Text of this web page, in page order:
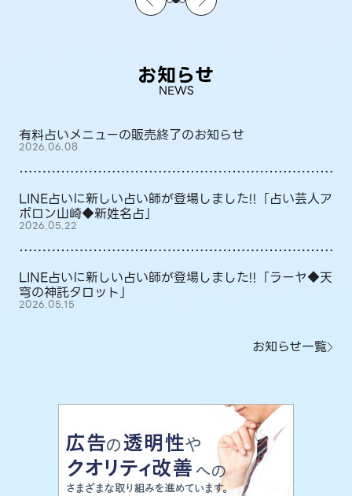
お知らせ
NEWS
有料占いメニューの販売終了のお知らせ
2026.06.08
LINE占いに新しい占い師が登場しました!!「占い芸人ア
ポロン山崎◆新姓名占」
2026.05.22
LINE占いに新しい占い師が登場しました!!「ラーヤ◆天
穹の神託タロット」
2026.05.15
お知らせ一覧